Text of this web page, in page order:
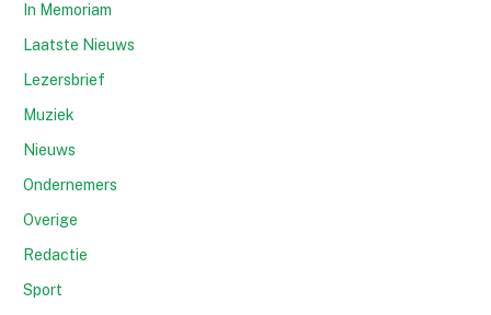
In Memoriam
Laatste Nieuws
Lezersbrief
Muziek
Nieuws
Ondernemers
Overige
Redactie
Sport